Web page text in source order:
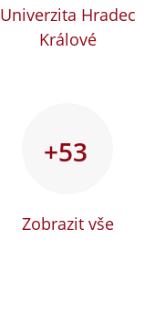
Univerzita Hradec
Králové
+53
Zobrazit vše